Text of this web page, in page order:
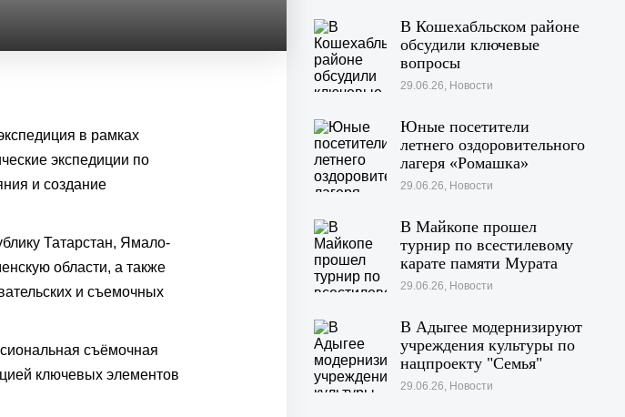
в рамках
экспедиции по
и создание
Татарстан, Ямало-
области, а также
и съемочных
съёмочная
ключевых элементов
В Кошехабльском районе
обсудили ключевые
вопросы
жизнедеятельности
29.06.26, Новости
Юные посетители
летнего оздоровительного
лагеря «Ромашка»
побывали на экскурсии в
29.06.26, Новости
В Майкопе прошел
турнир по всестилевому
карате памяти Мурата
Хачекожева
29.06.26, Новости
В Адыгее модернизируют
учреждения культуры по
нацпроекту "Семья"
29.06.26, Новости